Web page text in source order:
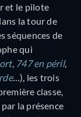
et le pilote
la tour de
séquences de
qui
, 747 en péril,
…), les trois
classe,
la présence